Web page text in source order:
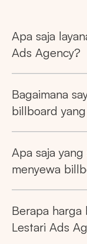
Tips: Pilih
Apa saja
Ads Agency?
Bagaimana
billboard
Apa saja
menyewa
Berapa
Lestari Ads